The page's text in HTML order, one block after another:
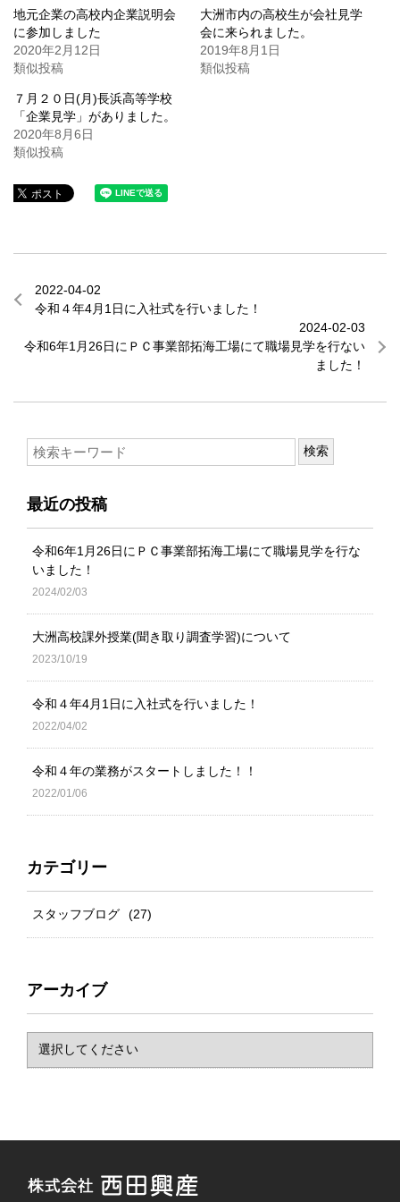
地元企業の高校内企業説明会
に参加しました
2020年2月12日
類似投稿
大洲市内の高校生が会社見学
会に来られました。
2019年8月1日
類似投稿
７月２０日(月)長浜高等学校
「企業見学」がありました。
2020年8月6日
類似投稿
2022-04-02
令和４年4月1日に入社式を行いました！
2024-02-03
令和6年1月26日にＰＣ事業部拓海工場にて職場見学を行ない
ました！
最近の投稿
令和6年1月26日にＰＣ事業部拓海工場にて職場見学を行な
いました！
2024/02/03
大洲高校課外授業(聞き取り調査学習)について
2023/10/19
令和４年4月1日に入社式を行いました！
2022/04/02
令和４年の業務がスタートしました！！
2022/01/06
カテゴリー
スタッフブログ (27)
アーカイブ